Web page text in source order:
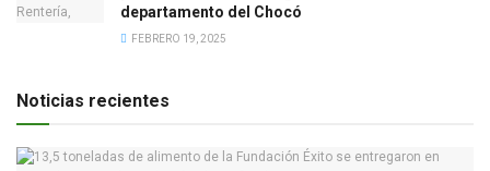
departamento del Chocó
FEBRERO 19, 2025
Noticias recientes